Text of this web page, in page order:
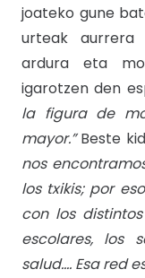
joateko gune
urteak aurrera
ardura eta
igarotzen den
la figura de
mayor.”Beste
nos
los txikis; por
con los
escolares, los
salud…. Esa red